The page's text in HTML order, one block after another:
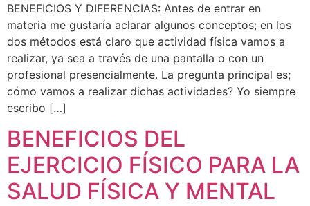
BENEFICIOS Y DIFERENCIAS: Antes de entrar en
materia me gustaría aclarar algunos conceptos; en los
dos métodos está claro que actividad física vamos a
realizar, ya sea a través de una pantalla o con un
profesional presencialmente. La pregunta principal es;
cómo vamos a realizar dichas actividades? Yo siempre
escribo […]
BENEFICIOS DEL
EJERCICIO FÍSICO PARA LA
SALUD FÍSICA Y MENTAL